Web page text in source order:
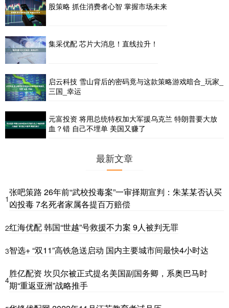
股策略 抓住消费者心智 掌握市场未来
集采优配 芯片大消息！直线拉升！
启云科技 雪山背后的密码竟与这款策略游戏暗合_玩家_
三国_幸运
元富投资 将用总统特权加大军援乌克兰 特朗普要大放
血？错 自己不埋单 美国又赚了
最新文章
1
张吧策路 26年前“武校投毒案”一审择期宣判：朱某某否认买
凶投毒 7名死者家属各提百万赔偿
2红海优配 韩国“世越”号救援不力案 9人被判无罪
3智选+ “双11”高铁急送启动 国内主要城市间最快4小时达
4
胜亿配资 坎贝尔被正式提名美国副国务卿，系奥巴马时
期“重返亚洲”战略推手